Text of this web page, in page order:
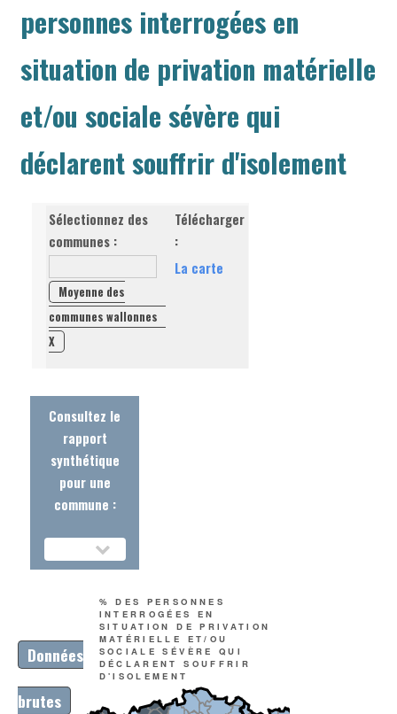
personnes interrogées en
situation de privation matérielle
et/ou sociale sévère qui
déclarent souffrir d'isolement
Sélectionnez des
communes :
Moyenne des
communes wallonnes
X
Télécharger
:
La carte
Consultez le
rapport
synthétique
pour une
commune :
Données
brutes
% DES PERSONNES
INTERROGÉES EN
SITUATION DE PRIVATION
MATÉRIELLE ET/OU
SOCIALE SÉVÈRE QUI
DÉCLARENT SOUFFRIR
D'ISOLEMENT